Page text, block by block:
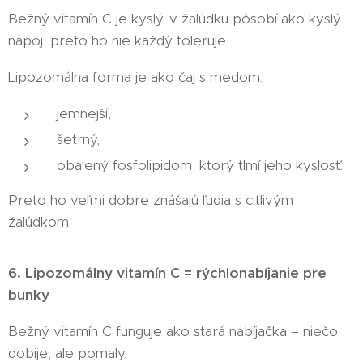
Bežný vitamín C je kyslý, v žalúdku pôsobí ako kyslý
nápoj, preto ho nie každý toleruje.
Lipozomálna forma je ako čaj s medom:
jemnejší,
šetrný,
obalený fosfolipidom, ktorý tlmí jeho kyslosť.
Preto ho veľmi dobre znášajú ľudia s citlivým
žalúdkom.
6. Lipozomálny vitamín C = rýchlonabíjanie pre
bunky
Bežný vitamín C funguje ako stará nabíjačka – niečo
dobije, ale pomaly.